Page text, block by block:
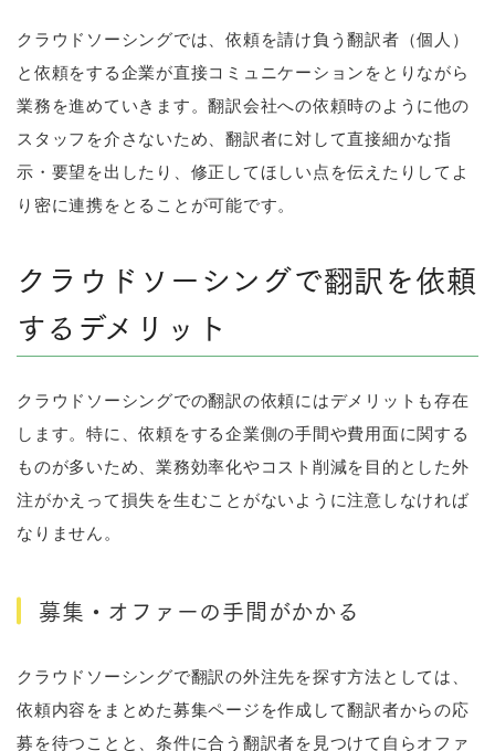
クラウドソーシングでは、依頼を請け負う翻訳者（個人）
と依頼をする企業が直接コミュニケーションをとりながら
業務を進めていきます。翻訳会社への依頼時のように他の
スタッフを介さないため、翻訳者に対して直接細かな指
示・要望を出したり、修正してほしい点を伝えたりしてよ
り密に連携をとることが可能です。
クラウドソーシングで翻訳を依頼
するデメリット
クラウドソーシングでの翻訳の依頼にはデメリットも存在
します。特に、依頼をする企業側の手間や費用面に関する
ものが多いため、業務効率化やコスト削減を目的とした外
注がかえって損失を生むことがないように注意しなければ
なりません。
募集・オファーの手間がかかる
クラウドソーシングで翻訳の外注先を探す方法としては、
依頼内容をまとめた募集ページを作成して翻訳者からの応
募を待つことと、条件に合う翻訳者を見つけて自らオファ